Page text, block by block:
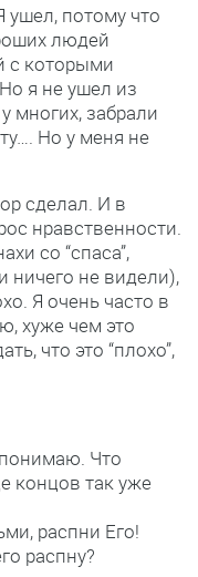
ушел, потому что
людей
с которыми
я не ушел из
многих, забрали
Но у меня не
сделал. И в
нравственности.
со “спаса”,
ничего не видели),
Я очень часто в
хуже чем это
что это “плохо”,
Что
концов так уже
распни Его!
распну?